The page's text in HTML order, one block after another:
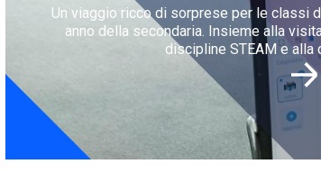
Un viaggio ricco di sorprese per le classi
anno della secondaria. Insieme alla
discipline STEAM e alla